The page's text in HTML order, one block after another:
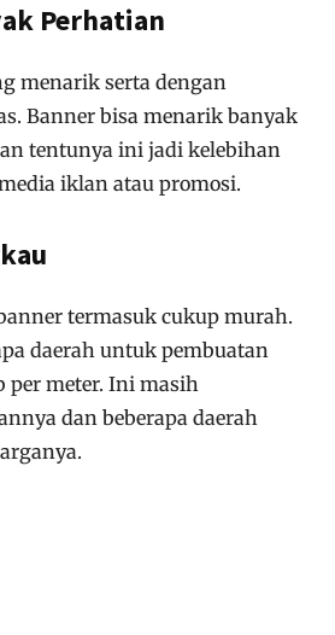
Perhatian
menarik serta dengan
Banner bisa menarik banyak
tentunya ini jadi kelebihan
iklan atau promosi.
termasuk cukup murah.
daerah untuk pembuatan
per meter. Ini masih
dan beberapa daerah